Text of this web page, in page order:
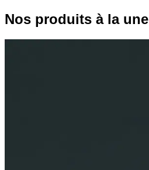
Nos produits à la une